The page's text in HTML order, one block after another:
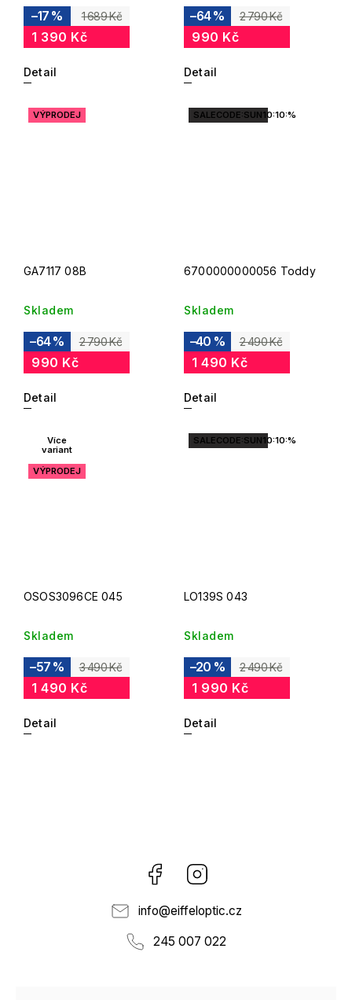
1 689 Kč
–17 %
1 390 Kč
Detail
2 790 Kč
–64 %
990 Kč
Detail
VÝPRODEJ
GA7117 08B
Skladem
2 790 Kč
–64 %
990 Kč
Detail
SALECODE:SUN10:10:%
6700000000056 Toddy
Skladem
2 490 Kč
–40 %
1 490 Kč
Detail
Více
variant
VÝPRODEJ
OSOS3096CE 045
Skladem
3 490 Kč
–57 %
1 490 Kč
Detail
SALECODE:SUN10:10:%
LO139S 043
Skladem
2 490 Kč
–20 %
1 990 Kč
Detail
Facebook
info@eiffeloptic.cz
245 007 022